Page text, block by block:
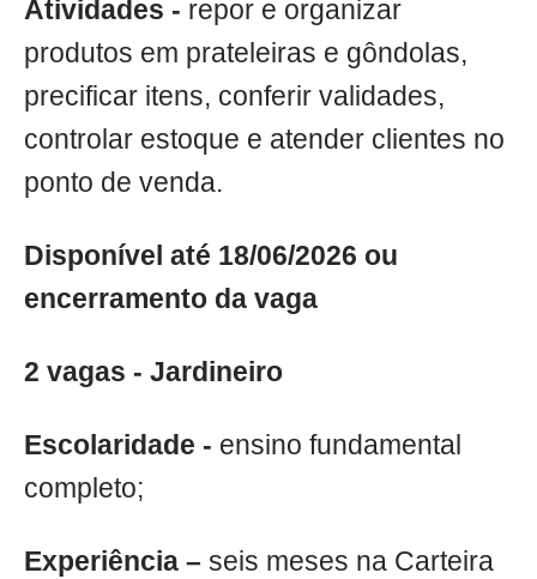
Atividades - repor e organizar
produtos em prateleiras e gôndolas,
precificar itens, conferir validades,
controlar estoque e atender clientes no
ponto de venda.
Disponível até 18/06/2026 ou
encerramento da vaga
2 vagas - Jardineiro
Escolaridade - ensino fundamental
completo;
Experiência – seis meses na Carteira